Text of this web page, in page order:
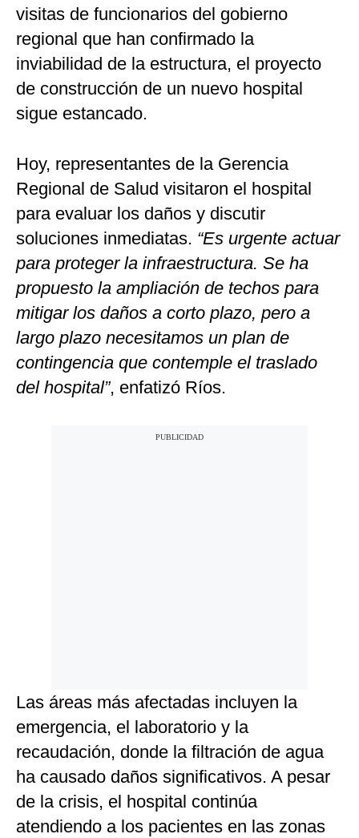
visitas de funcionarios del gobierno
regional que han confirmado la
inviabilidad de la estructura, el proyecto
de construcción de un nuevo hospital
sigue estancado.
Hoy, representantes de la Gerencia
Regional de Salud visitaron el hospital
para evaluar los daños y discutir
soluciones inmediatas. “Es urgente actuar
para proteger la infraestructura. Se ha
propuesto la ampliación de techos para
mitigar los daños a corto plazo, pero a
largo plazo necesitamos un plan de
contingencia que contemple el traslado
del hospital”, enfatizó Ríos.
Las áreas más afectadas incluyen la
emergencia, el laboratorio y la
recaudación, donde la filtración de agua
ha causado daños significativos. A pesar
de la crisis, el hospital continúa
atendiendo a los pacientes en las zonas